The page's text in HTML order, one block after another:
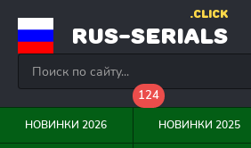
RUS-SERIALS
.CLICK
НОВИНКИ 2026
124
НОВИНКИ 2025